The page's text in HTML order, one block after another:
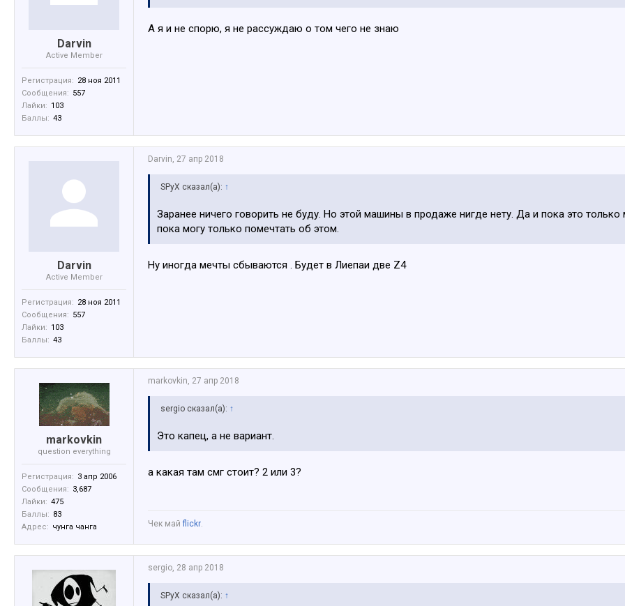
Darvin
Active Member
Регистрация: 28 ноя 2011
Сообщения: 557
Лайки: 103
Баллы: 43
А я и не спорю, я не рассуждаю о том чего не знаю
Darvin
Active Member
Регистрация: 28 ноя 2011
Сообщения: 557
Лайки: 103
Баллы: 43
Darvin, 27 апр 2018
SPyX сказал(а): ↑
Заранее ничего говорить не буду. Но этой машины в продаже нигде нету. Да и пока это
пока могу только помечтать об этом.
Ну иногда мечты сбываются . Будет в Лиепаи две Z4
markovkin
question everything
Регистрация: 3 апр 2006
Сообщения: 3,687
Лайки: 475
Баллы: 83
Адрес: чунга чанга
markovkin, 27 апр 2018
sergio сказал(а): ↑
Это капец, а не вариант.
а какая там смг стоит? 2 или 3?
Чек май flickr.
sergio, 28 апр 2018
SPyX сказал(а): ↑